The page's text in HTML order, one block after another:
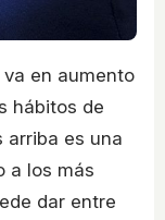
en aumento
hábitos de
arriba es una
a los más
dar entre